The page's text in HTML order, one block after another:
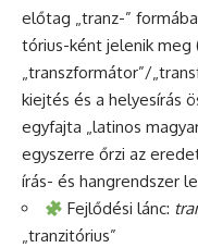
előtag „tranz-”
tórius-ként jelenik meg
„transzformátor”/
kiejtés és a helyesírás
egyfajta „latinos
egyszerre őrzi az
írás- és hangrendszer
Fejlődési lánc:
„tranzitórius”